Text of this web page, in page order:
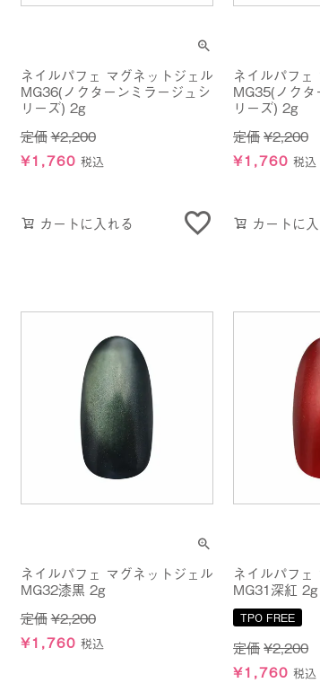
ネイルパフェ マグネットジェル
MG36(ノクターンミラージュシ
リーズ) 2g
定価¥2,200
¥1,760 税込
カートに入れる
ネイルパフェ
MG35(ノクタ
リーズ) 2g
定価¥2,200
¥1,760 税込
カートに
ネイルパフェ マグネットジェル
MG32漆黒 2g
定価¥2,200
¥1,760 税込
ネイルパフェ
MG31深紅 2g
TPO FREE
定価¥2,200
¥1,760 税込